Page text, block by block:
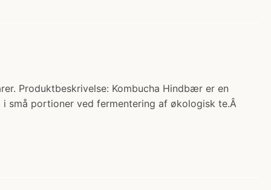
Produktbeskrivelse: Kombucha Hindbær er en
små portioner ved fermentering af økologisk te.Â